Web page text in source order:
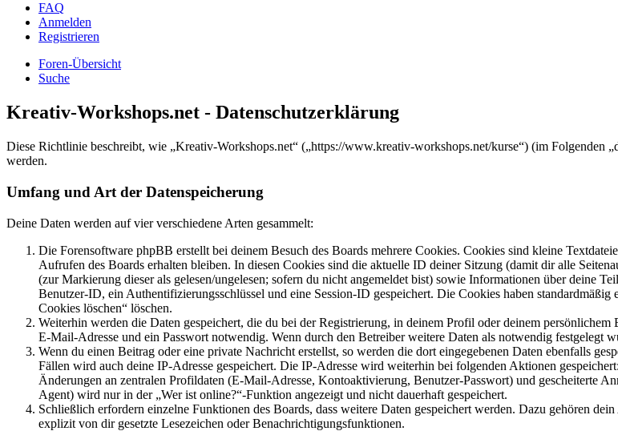
FAQ
Anmelden
Registrieren
Foren-Übersicht
Suche
Kreativ-Workshops.net - Datenschutzerklärung
Diese Richtlinie beschreibt, wie „Kreativ-Workshops.net“ („https://www.kreativ-workshops.net/kurse“) (im Folgenden
werden.
Umfang und Art der Datenspeicherung
Deine Daten werden auf vier verschiedene Arten gesammelt:
Die Forensoftware phpBB erstellt bei deinem Besuch des Boards mehrere Cookies. Cookies sind kleine
Aufrufen des Boards erhalten bleiben. In diesen Cookies sind die aktuelle ID deiner Sitzung (damit dir alle
(zur Markierung dieser als gelesen/ungelesen; sofern du nicht angemeldet bist) sowie Informationen über deine
Benutzer-ID, ein Authentifizierungsschlüssel und eine Session-ID gespeichert. Die Cookies haben
Cookies löschen“ löschen.
Weiterhin werden die Daten gespeichert, die du bei der Registrierung, in deinem Profil oder deinem
E-Mail-Adresse und ein Passwort notwendig. Wenn durch den Betreiber weitere Daten als notwendig festgelegt
Wenn du einen Beitrag oder eine private Nachricht erstellst, so werden die dort eingegebenen Daten ebenfalls
Fällen wird auch deine IP-Adresse gespeichert. Die IP-Adresse wird weiterhin bei folgenden Aktionen
Änderungen an zentralen Profildaten (E-Mail-Adresse, Kontoaktivierung, Benutzer-Passwort) und gescheiterte
Agent) wird nur in der „Wer ist online?“-Funktion angezeigt und nicht dauerhaft gespeichert.
Schließlich erfordern einzelne Funktionen des Boards, dass weitere Daten gespeichert werden. Dazu gehören
explizit von dir gesetzte Lesezeichen oder Benachrichtigungsfunktionen.